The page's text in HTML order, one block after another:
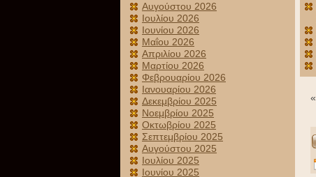
Αυγούστου 2026
Ιουλίου 2026
Ιουνίου 2026
Μαΐου 2026
Απριλίου 2026
Μαρτίου 2026
Φεβρουαρίου 2026
Ιανουαρίου 2026
Δεκεμβρίου 2025
Νοεμβρίου 2025
Οκτωβρίου 2025
Σεπτεμβρίου 2025
Αυγούστου 2025
Ιουλίου 2025
Ιουνίου 2025
«